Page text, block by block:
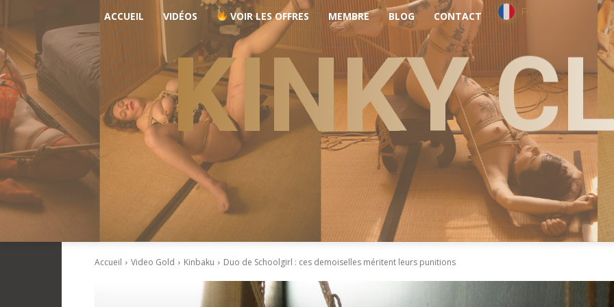
ACCUEIL VIDÉOS VOIR LES OFFRES MEMBRE BLOG CONTACT French
KINKY
Accueil Video Gold Kinbaku Duo de Schoolgirl : ces demoiselles méritent leurs punitions